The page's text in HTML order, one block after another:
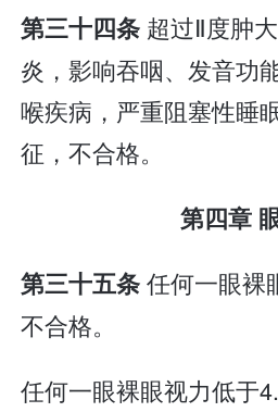
第三十四条 超过Ⅱ度肿
炎，影响吞咽、发音功
喉疾病，严重阻塞性睡
征，不合格。
第四章
第三十五条任何一眼裸
不合格。
任何一眼裸眼视力低于